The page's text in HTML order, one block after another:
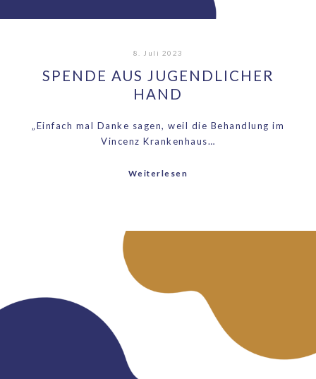
8. Juli 2023
SPENDE AUS JUGENDLICHER
HAND
„Einfach mal Danke sagen, weil die Behandlung im
Vincenz Krankenhaus…
Weiterlesen